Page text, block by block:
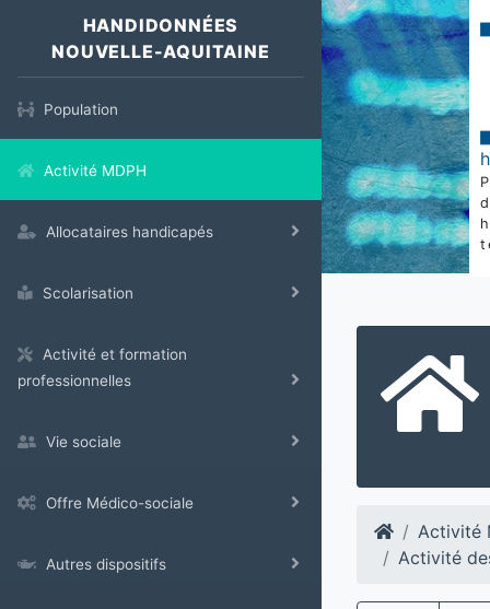
HANDIDONNÉES
NOUVELLE-AQUITAINE
Population
Activité MDPH
Allocataires handicapés
Scolarisation
Activité et formation
professionnelles
Vie sociale
Offre Médico-sociale
Autres dispositifs
Activité
Activité